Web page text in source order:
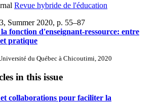
Revue hybride de l'éducation
Summer 2020, p. 55–87
fonction d'enseignant-ressource: entre
pratique
du Québec à Chicoutimi, 2020
in this issue
et collaborations pour faciliter la